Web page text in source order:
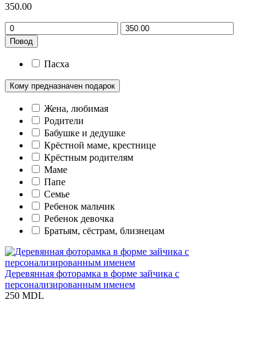
350.00
Повод
Пасха
Кому предназначен подарок
Жена, любимая
Родители
Бабушке и дедушке
Крёстной маме, крестнице
Крёстным родителям
Маме
Папе
Семье
Ребенок мальчик
Ребенок девочка
Братьям, сёстрам, близнецам
Деревянная фоторамка в форме зайчика с
персонализированным именем
250 MDL